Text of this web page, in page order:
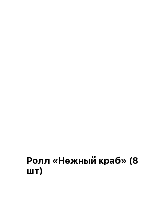
Ролл «Нежный краб» (8
шт)